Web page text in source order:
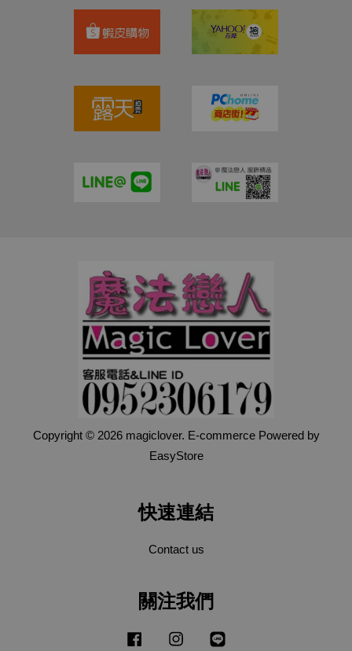
Copyright © 2026 magiclover. E-commerce Powered by
EasyStore
快速連結
Contact us
關注我們
Facebook Instagram